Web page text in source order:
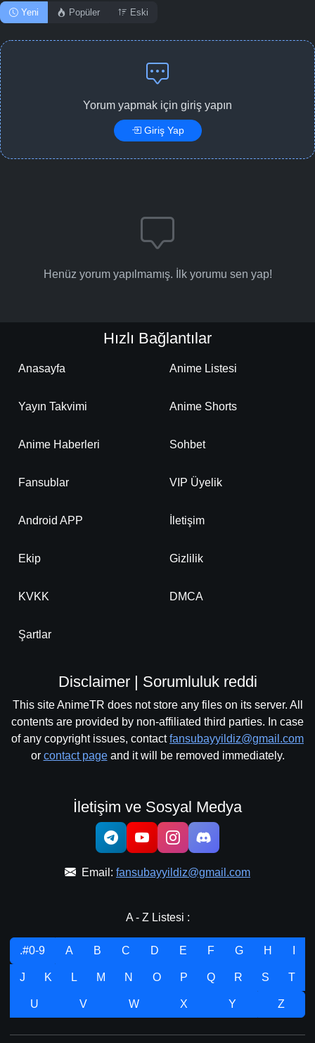
Yeni Popüler Eski
Yorum yapmak için giriş yapın
Giriş Yap
Henüz yorum yapılmamış. İlk yorumu sen yap!
Hızlı Bağlantılar
Anasayfa Anime Listesi
Yayın Takvimi Anime Shorts
Anime Haberleri Sohbet
Fansublar VIP Üyelik
Android APP İletişim
Ekip Gizlilik
KVKK DMCA
Şartlar
Disclaimer | Sorumluluk reddi
This site AnimeTR does not store any files on its server. All
contents are provided by non-affiliated third parties. In case
of any copyright issues, contactfansubayyildiz@gmail.com
or contact pageand it will be removed immediately.
İletişim ve Sosyal Medya
Email: fansubayyildiz@gmail.com
A - Z Listesi :
.#0-9 A B C D E F G H
J K L M N O P Q R S T
U V W X Y Z